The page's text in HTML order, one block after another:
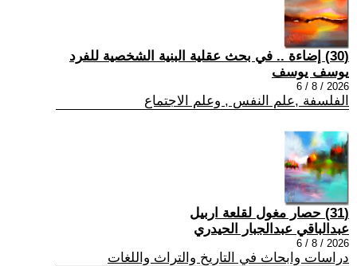
(30) إضاءة .. في بحث عقلية البنية الشخصية للفرد
يوسف يوسف
2026 / 8 / 6
الفلسفة ,علم النفس , وعلم الاجتماع
(31) حصار مغول لقلعة اربيل
عبدالباقي عبدالجبار الحيدري
2026 / 8 / 6
دراسات وابحاث في التاريخ والتراث واللغات